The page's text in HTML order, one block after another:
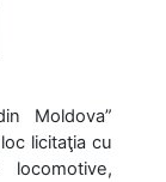
Moldova”
licitaţia cu